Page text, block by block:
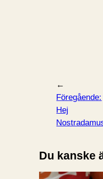
←
Föregående:
Hej
Du kanske